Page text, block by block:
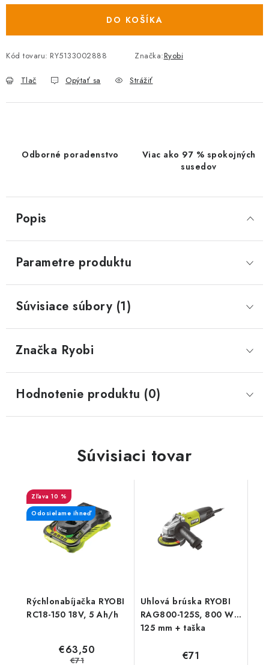
DO KOŠÍKA
Kód tovaru: RY5133002888 Značka:Ryobi
Tlač Opýtať sa Strážiť
Odborné poradenstvo
Viac ako 97 % spokojných
susedov
Popis
Parametre produktu
Súvisiace súbory (1)
Značka Ryobi
Hodnotenie produktu (0)
Súvisiaci tovar
Rýchlonabíjačka RYOBI
RC18-150 18V, 5 Ah/h
10 %
Odosielame ihneď
€63,50
€71
Uhlová brúska RYOBI
RAG800-125S, 800 W,
125 mm + taška
€71